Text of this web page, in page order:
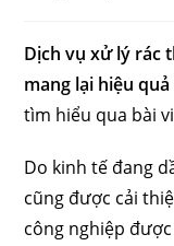
Dịch vụ xử lý rác
mang lại hiệu
tìm hiểu qua bài
Do kinh tế đang
cũng được cải
công nghiệp